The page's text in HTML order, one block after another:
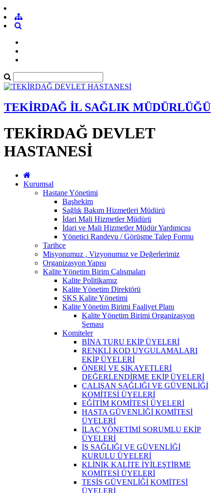
TEKİRDAĞ İL SAĞLIK MÜDÜRLÜĞÜ
TEKİRDAĞ DEVLET
HASTANESİ
Kurumsal
Hastane Yönetimi
Başhekim
Sağlık Bakım Hizmetleri Müdürü
İdari Mali Hizmetler Müdürü
İdari ve Mali Hizmetler Müdür Yardımcısı
Yönetici Randevu / Görüşme Talep Formu
Tarihçe
Misyonumuz , Vizyonumuz ve Değerlerimiz
Organizasyon Yapısı
Kalite Yönetim Birim Çalışmaları
Kalite Politikamız
Kalite Yönetim Direktörü
SKS Kalite Yönetimi
Kalite Yönetim Birimi Faaliyet Planı
Kalite Yönetim Birimi Organizasyon
Şeması
Komiteler
BİNA TURU EKİP ÜYELERİ
RENKLİ KOD UYGULAMALARI
EKİP ÜYELERİ
ÖNERİ VE ŞİKAYETLERİ
DEĞERLENDİRME EKİP ÜYELERİ
ÇALIŞAN SAĞLIĞI VE GÜVENLİĞİ
KOMİTESİ ÜYELERİ
EĞİTİM KOMİTESİ ÜYELERİ
HASTA GÜVENLİĞİ KOMİTESİ
ÜYELERİ
İLAÇ YÖNETİMİ SORUMLU EKİP
ÜYELERİ
İŞ SAĞLIĞI VE GÜVENLİĞİ
KURULU ÜYELERİ
KLİNİK KALİTE İYİLEŞTİRME
KOMİTESİ ÜYELERİ
TESİS GÜVENLİĞİ KOMİTESİ
ÜYELERİ